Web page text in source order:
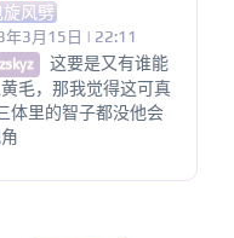
旋风劈
年3月15日 | 22:11
这要是又有谁能
毛，那我觉得这可真
体里的智子都没他会